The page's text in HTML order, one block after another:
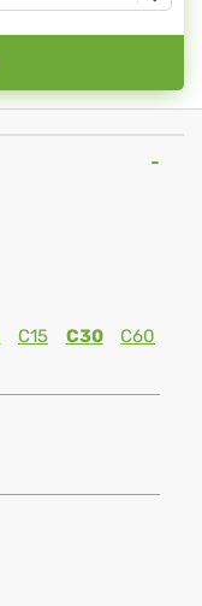
C15 C30
C60